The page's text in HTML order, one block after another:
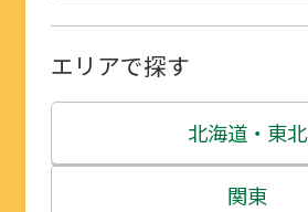
エリアで探す
北海道・東北
北海道
関東